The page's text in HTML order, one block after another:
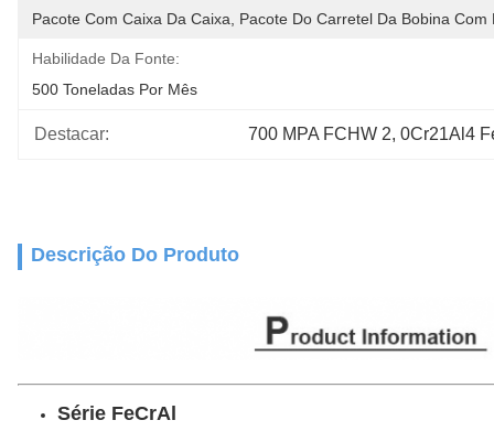
Pacote Com Caixa Da Caixa, Pacote Do Carretel Da Bobina Com
Habilidade Da Fonte:
500 Toneladas Por Mês
Destacar: 700 MPA FCHW 2, 0Cr21Al4
Descrição Do Produto
Série FeCrAl